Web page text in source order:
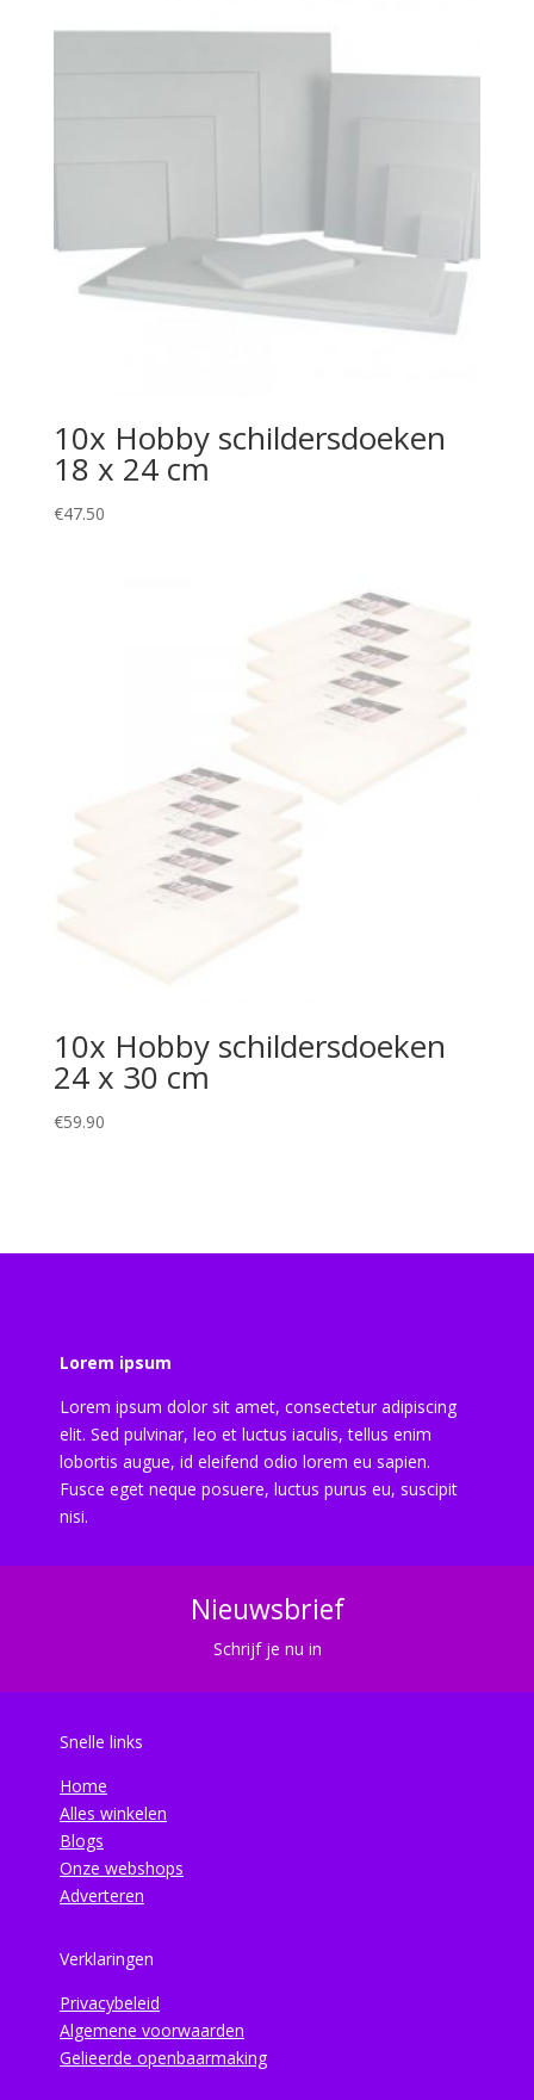
10x Hobby schildersdoeken
18 x 24 cm
€47.50
10x Hobby schildersdoeken
24 x 30 cm
€59.90
Lorem ipsum
Lorem ipsum dolor sit amet, consectetur adipiscing
elit. Sed pulvinar, leo et luctus iaculis, tellus enim
lobortis augue, id eleifend odio lorem eu sapien.
Fusce eget neque posuere, luctus purus eu, suscipit
nisi.
Nieuwsbrief
Schrijf je nu in
Snelle links
Home
Alles winkelen
Blogs
Onze webshops
Adverteren
Verklaringen
Privacybeleid
Algemene voorwaarden
Gelieerde openbaarmaking